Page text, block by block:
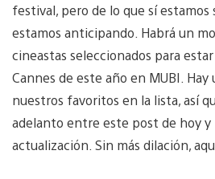
festival, pero de lo que sí estamos
estamos anticipando. Habrá un
cineastas seleccionados para
Cannes de este año en MUBI.
nuestros favoritos en la lista, así
adelanto entre este post de hoy y
actualización. Sin más dilación,